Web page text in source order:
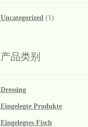
Uncategorized(1)
产品类别
Dressing
Eingelegte Produkte
Eingelegtes Fisch